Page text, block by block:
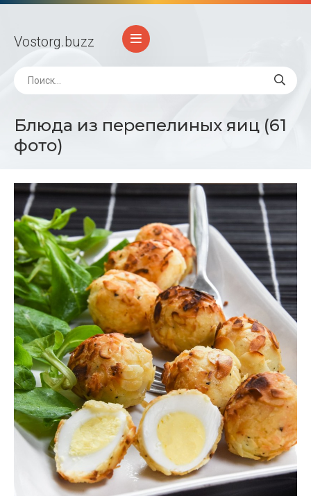
Vostorg.buzz
Блюда из перепелиных яиц (61
фото)